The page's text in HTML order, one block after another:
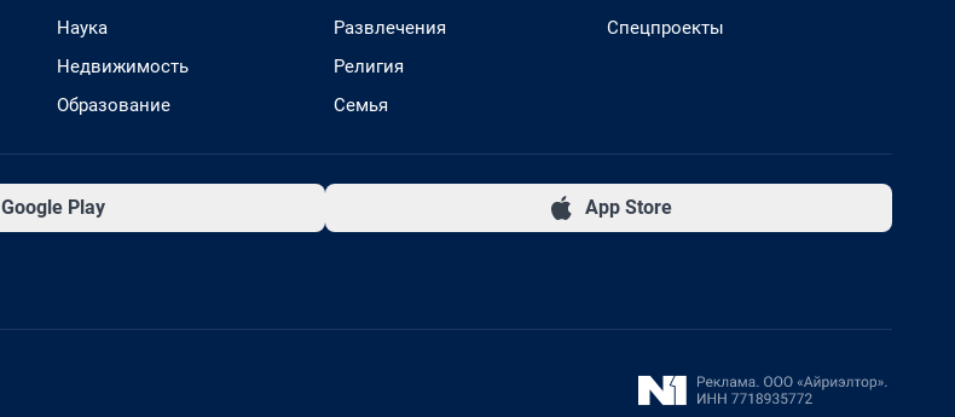
Наука
Недвижимость
Образование
Развлечения
Религия
Семья
Спецпроекты
Google Play App Store